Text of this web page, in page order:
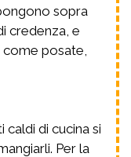
sopra
credenza, e
posate,
caldi di cucina si
Per la